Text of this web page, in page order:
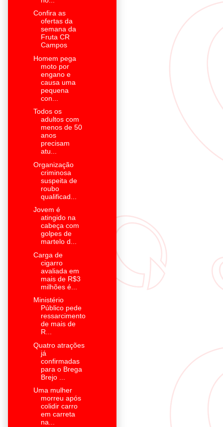
Confira as
ofertas da
semana da
Fruta CR
Campos
Homem pega
moto por
engano e
causa uma
pequena
con...
Todos os
adultos com
menos de 50
anos
precisam
atu...
Organização
criminosa
suspeita de
roubo
qualificad...
Jovem é
atingido na
cabeça com
golpes de
martelo d...
Carga de
cigarro
avaliada em
mais de R$3
milhões é...
Ministério
Público pede
ressarcimento
de mais de
R...
Quatro atrações
já
confirmadas
para o Brega
Brejo ...
Uma mulher
morreu após
colidir carro
em carreta
na...